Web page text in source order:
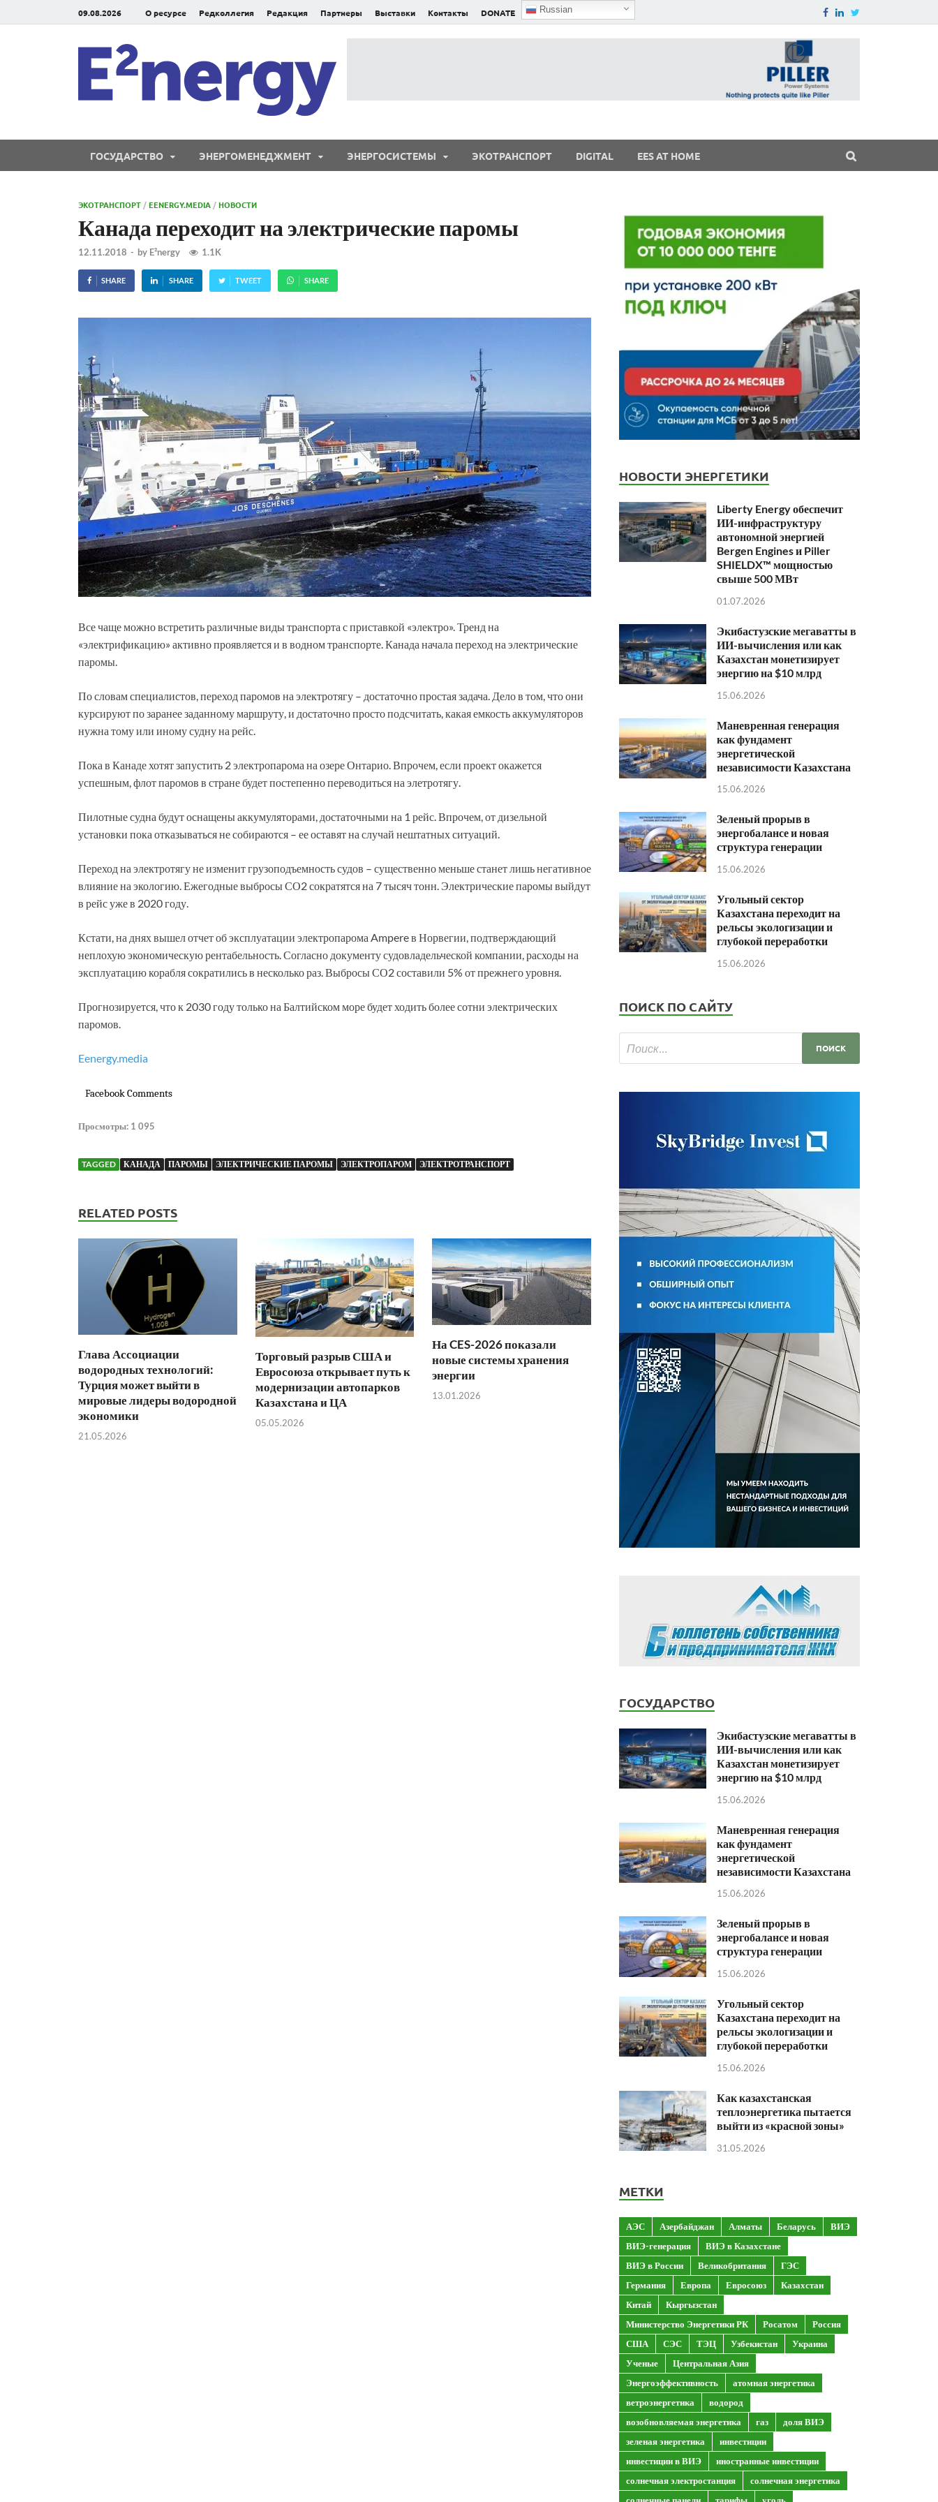
09.08.2026 О ресурсе Редколлегия Редакция Партнеры Выставки Контакты DONATE Russian
ГОСУДАРСТВО ЭНЕРГОМЕНЕДЖМЕНТ ЭНЕРГОСИСТЕМЫ ЭКОТРАНСПОРТ DIGITAL EES AT HOME
ЭКОТРАНСПОРТ /EENERGY.MEDIA /НОВОСТИ
Канада переходит на электрические паромы
12.11.2018 - by E²nergy 1.1K
SHARE SHARE TWEET SHARE
Все чаще можно встретить различные виды транспорта с приставкой «электро». Тренд на
«электрификацию» активно проявляется и в водном транспорте. Канада начала переход на электрические
паромы.
По словам специалистов, переход паромов на электротягу – достаточно простая задача. Дело в том, что они
курсируют по заранее заданному маршруту, и достаточно просто подсчитать, какая емкость аккумуляторов
нужна тому или иному судну на рейс.
Пока в Канаде хотят запустить 2 электропарома на озере Онтарио. Впрочем, если проект окажется
успешным, флот паромов в стране будет постепенно переводиться на элетротягу.
Пилотные судна будут оснащены аккумуляторами, достаточными на 1 рейс. Впрочем, от дизельной
установки пока отказываться не собираются – ее оставят на случай нештатных ситуаций.
Переход на электротягу не изменит грузоподъемность судов – существенно меньше станет лишь негативное
влияние на экологию. Ежегодные выбросы СО2 сократятся на 7 тысяч тонн. Электрические паромы выйдут
в рейс уже в 2020 году.
Кстати, на днях вышел отчет об эксплуатации электропарома Ampere в Норвегии, подтверждающий
неплохую экономическую рентабельность. Согласно документу судовладельческой компании, расходы на
эксплуатацию корабля сократились в несколько раз. Выбросы СО2 составили 5% от прежнего уровня.
Прогнозируется, что к 2030 году только на Балтийском море будет ходить более сотни электрических
паромов.
Eenergy.media
Facebook Comments
Просмотры: 1 095
TAGGED КАНАДА ПАРОМЫ ЭЛЕКТРИЧЕСКИЕ ПАРОМЫ ЭЛЕКТРОПАРОМ ЭЛЕКТРОТРАНСПОРТ
RELATED POSTS
Глава Ассоциации
водородных технологий:
Турция может выйти в
мировые лидеры водородной
экономики
21.05.2026
Торговый разрыв США и
Евросоюза открывает путь к
модернизации автопарков
Казахстана и ЦА
05.05.2026
На CES-2026 показали
новые системы хранения
энергии
13.01.2026
НОВОСТИ ЭНЕРГЕТИКИ
Liberty Energy обеспечит
ИИ-инфраструктуру
автономной энергией
Bergen Engines и Piller
SHIELDX™ мощностью
свыше 500 МВт
01.07.2026
Экибастузские мегаватты в
ИИ-вычисления или как
Казахстан монетизирует
энергию на $10 млрд
15.06.2026
Маневренная генерация
как фундамент
энергетической
независимости Казахстана
15.06.2026
Зеленый прорыв в
энергобалансе и новая
структура генерации
15.06.2026
Угольный сектор
Казахстана переходит на
рельсы экологизации и
глубокой переработки
15.06.2026
ПОИСК ПО САЙТУ
ГОСУДАРСТВО
Экибастузские мегаватты в
ИИ-вычисления или как
Казахстан монетизирует
энергию на $10 млрд
15.06.2026
Маневренная генерация
как фундамент
энергетической
независимости Казахстана
15.06.2026
Зеленый прорыв в
энергобалансе и новая
структура генерации
15.06.2026
Угольный сектор
Казахстана переходит на
рельсы экологизации и
глубокой переработки
15.06.2026
Как казахстанская
теплоэнергетика пытается
выйти из «красной зоны»
31.05.2026
МЕТКИ
АЭС Азербайджан Алматы Беларусь
ВИЭ
ВИЭ-генерация
ВИЭ в Казахстане
ВИЭ в России
Великобритания
ГЭС
Германия
Европа Евросоюз
Казахстан
Китай
Кыргызстан
Министерство Энергетики РК
Росатом
Россия
США
СЭС ТЭЦ Узбекистан
Украина
Ученые
Центральная Азия
Энергоэффективность
атомная энергетика
ветроэнергетика
водород
возобновляемая энергетика
газ
доля ВИЭ
зеленая энергетика
инвестиции
инвестиции в ВИЭ
иностранные инвестиции
солнечная электростанция
солнечная энергетика
солнечные панели
тарифы уголь